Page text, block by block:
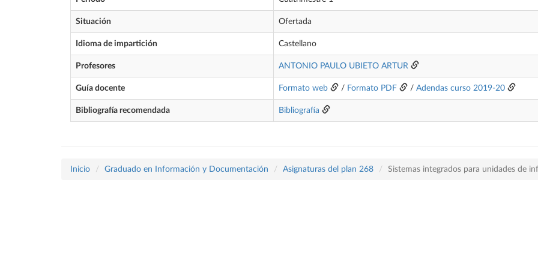
Situación Ofertada
Idioma de impartición Castellano
Profesores ANTONIO PAULO UBIETO ARTUR
Guía docente Formato web / Formato PDF / Adendas curso 2019-20
Bibliografía recomendada Bibliografía
Inicio Graduado en Información y Documentación Asignaturas del plan 268 Sistemas integrados para unidades de